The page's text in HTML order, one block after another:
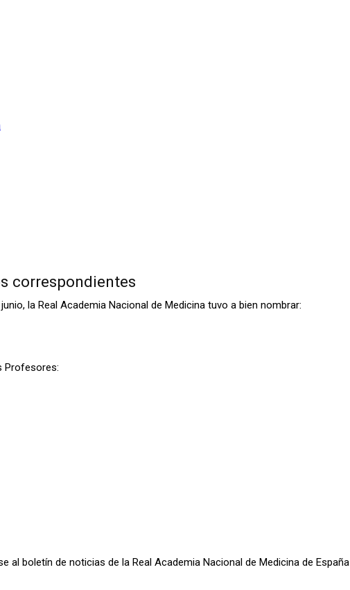
correspondientes
la Real Academia Nacional de Medicina tuvo a bien nombrar:
Profesores:
al boletín de noticias de la Real Academia Nacional de Medicina de España